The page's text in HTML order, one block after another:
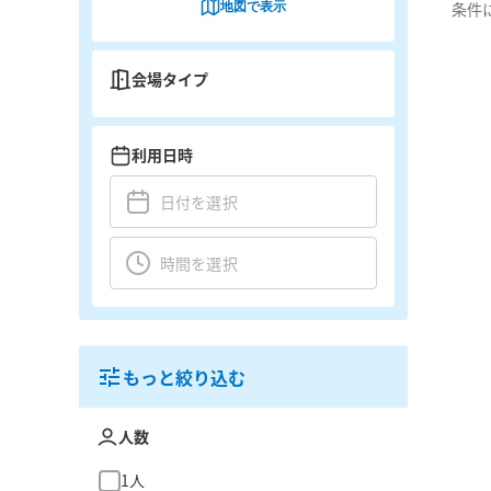
条件
地図で表示
会場タイプ
利用日時
もっと絞り込む
人数
1人